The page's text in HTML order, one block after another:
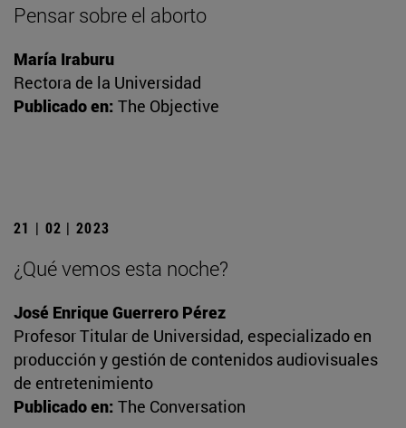
Pensar sobre el aborto
María Iraburu
Rectora de la Universidad
Publicado en: The Objective
21 | 02 | 2023
¿Qué vemos esta noche?
José Enrique Guerrero Pérez
Profesor Titular de Universidad, especializado en
producción y gestión de contenidos audiovisuales
de entretenimiento
Publicado en: The Conversation